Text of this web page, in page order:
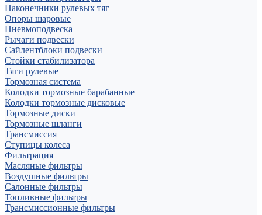
Наконечники рулевых тяг
Опоры шаровые
Пневмоподвеска
Рычаги подвески
Сайлентблоки подвески
Стойки стабилизатора
Тяги рулевые
Тормозная система
Колодки тормозные барабанные
Колодки тормозные дисковые
Тормозные диски
Тормозные шланги
Трансмиссия
Ступицы колеса
Фильтрация
Масляные фильтры
Воздушные фильтры
Салонные фильтры
Топливные фильтры
Трансмиссионные фильтры